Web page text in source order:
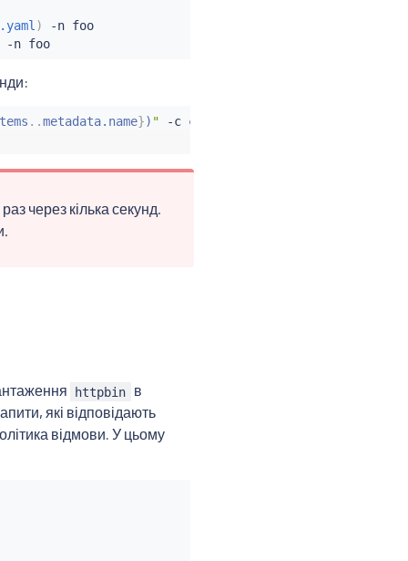
)
-n foo
-n foo
..metadata.name}) " -c curl
через кілька секунд.
httpbin
в
які відповідають
відмови. У цьому